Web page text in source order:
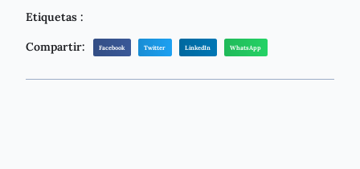
Etiquetas :
Compartir: Facebook Twitter LinkedIn WhatsApp